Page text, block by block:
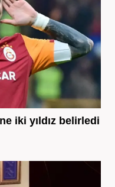
iki yıldız belirledi